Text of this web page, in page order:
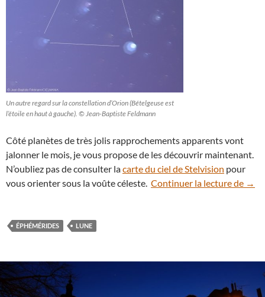
Un autre regard sur la constellation d’Orion (Bételgeuse est
l’étoile en haut à gauche). © Jean-Baptiste Feldmann
Côté planètes de très jolis rapprochements apparents vont
jalonner le mois, je vous propose de les découvrir maintenant.
N’oubliez pas de consulter lacarte du ciel de Stelvision pour
vous orienter sous la voûte céleste. Continuer la lecture de →
ÉPHÉMÉRIDES LUNE